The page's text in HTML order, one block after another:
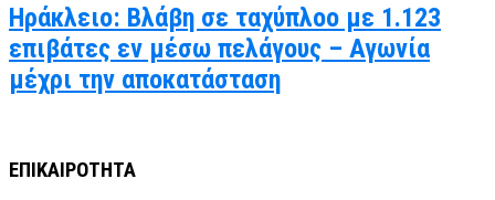
Ηράκλειο: Βλάβη σε ταχύπλοο με 1.123
επιβάτες εν μέσω πελάγους – Αγωνία
μέχρι την αποκατάσταση
ΕΠΙΚΑΙΡΟΤΗΤΑ